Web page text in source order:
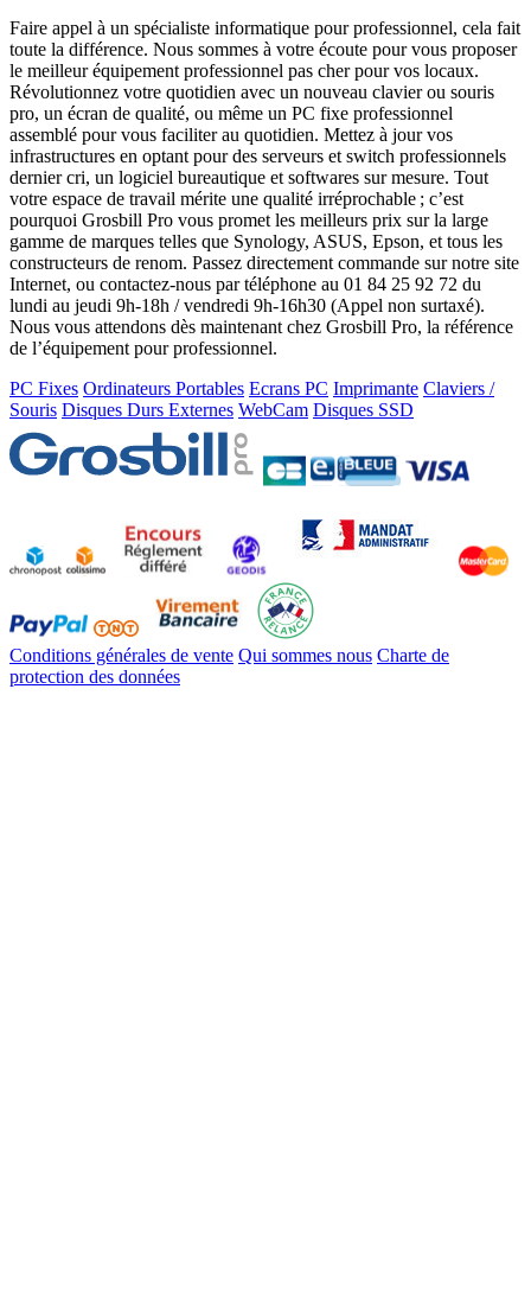
Faire appel à un spécialiste informatique pour professionnel, cela fait
toute la différence. Nous sommes à votre écoute pour vous proposer
le meilleur équipement professionnel pas cher pour vos locaux.
Révolutionnez votre quotidien avec un nouveau clavier ou souris
pro, un écran de qualité, ou même un PC fixe professionnel
assemblé pour vous faciliter au quotidien. Mettez à jour vos
infrastructures en optant pour des serveurs et switch professionnels
dernier cri, un logiciel bureautique et softwares sur mesure. Tout
votre espace de travail mérite une qualité irréprochable ; c’est
pourquoi Grosbill Pro vous promet les meilleurs prix sur la large
gamme de marques telles que Synology, ASUS, Epson, et tous les
constructeurs de renom. Passez directement commande sur notre site
Internet, ou contactez-nous par téléphone au 01 84 25 92 72 du
lundi au jeudi 9h-18h / vendredi 9h-16h30 (Appel non surtaxé).
Nous vous attendons dès maintenant chez Grosbill Pro, la référence
de l’équipement pour professionnel.
PC Fixes Ordinateurs Portables Ecrans PC Imprimante Claviers /
Souris Disques Durs Externes WebCam Disques SSD
Conditions générales de vente Qui sommes nous Charte de
protection des données